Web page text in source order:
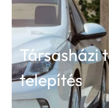
Társasházi
telepítés